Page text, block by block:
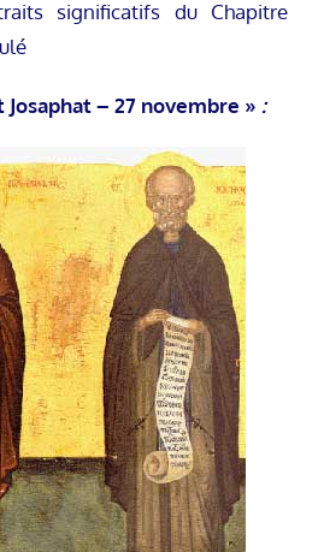
significatifs du Chapitre
– 27 novembre » :